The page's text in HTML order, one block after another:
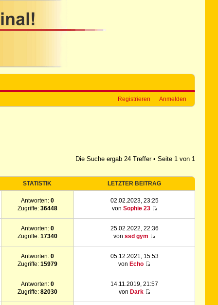
Registrieren Anmelden
Die Suche ergab 24 Treffer • Seite 1von 1
STATISTIK LETZTER BEITRAG
Antworten:0
Zugriffe:36448
02.02.2023, 23:25
von Sophie 23
Antworten:0
Zugriffe:17340
25.02.2022, 22:36
vonssd gym
Antworten:0
Zugriffe:15979
05.12.2021, 15:53
von Echo
Antworten:0
Zugriffe:82030
14.11.2019, 21:57
von Dark